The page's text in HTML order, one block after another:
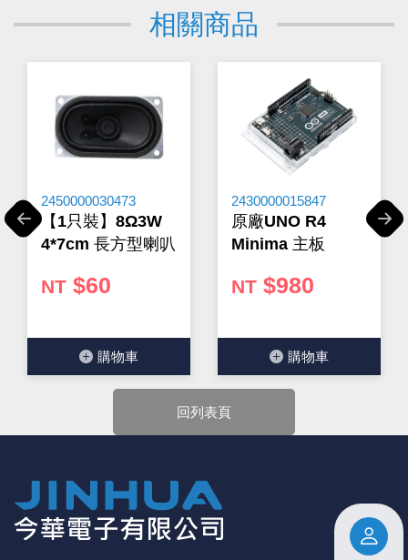
● 同時支援TF卡驅動，支持FAT16、FAT32文件系統。
● 通過簡單的串口指令即可完成播放指定的音樂，以及如何
停產、缺貨或延遲出貨等情況。本公司將保留是否接受訂
單的權利，不便之處敬請見諒。
★如要【前往門市】購買商品，可先來電詢問門市是否有
★產品價格大幅波動，網站可能無法即時更新，所有訂單
均會以E-Mail確認訂單價格，未收到人員確認訂單之前請
勿自行匯款。
★ 電子零組件本公司同一產品可能有多供應商，每家供應
網站上的尺寸圖
與產品配件『僅供參考』，出貨以門市現貨為主。
★ 購買後發票如有問題，請於7天內來電告知服務人
員
。
相關商品
Previous
2450000030473
【1只裝】8Ω3W
4*7cm 長方型喇叭
NT $60
購物⾞
2430000015847
原廠UNO R4
Minima 主板
NT $980
購物⾞
Next
回列表頁